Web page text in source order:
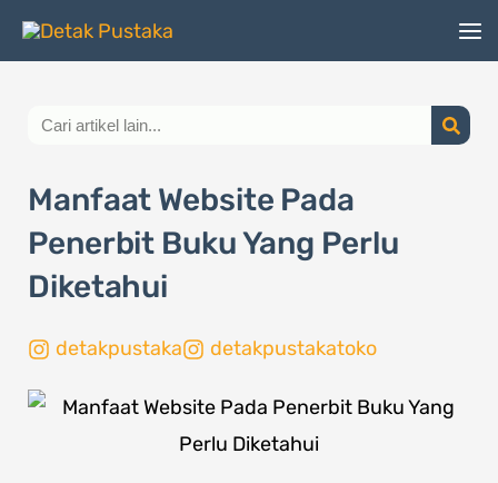
Lewati
Search
Manfaat Website Pada
Penerbit Buku Yang Perlu
Diketahui
detakpustaka detakpustakatoko